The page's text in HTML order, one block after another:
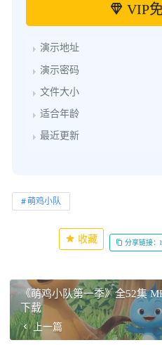
VIP
演示地址
演示密码
文件大小
适合年龄
最近更新
萌鸡小队
收藏 分享链接：
《萌鸡小队第一季》全52集
下载
上一篇